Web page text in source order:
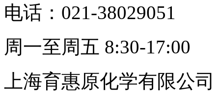
电话：021-38029051
周一至周五 8:30-17:00
上海育惠原化学有限公司